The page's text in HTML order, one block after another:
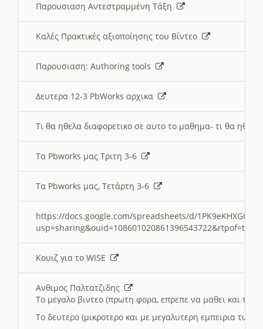
Παρουσιαση Αντεστραμμένη Τάξη
Καλές Πρακτικές αξιοποίησης του Βίντεο
Παρουσιαση: Authoring tools
Δευτερα 12-3 PbWorks αρχικα
Τι θα ηθελα διαφορετικο σε αυτο το μαθημα- τι θα
Τα Pbworks μας Τριτη 3-6
Τα Pbworks μας, Τετάρτη 3-6
https://docs.google.com/spreadsheets/d/
Κουιζ για το WISE
Ανθιμος Παλτατζιδης
Το μεγαλο βιντεο (πρωτη φορα, επρεπε να μαθει και το
Το δευτερο (μικροτερο και με μεγαλυτερη εμπειρια